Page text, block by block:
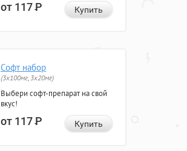
от 117Р Купить
Софт набор
(3x100мг, 3x20мг)
Выбери софт-препарат на свой
вкус!
от 117Р Купить